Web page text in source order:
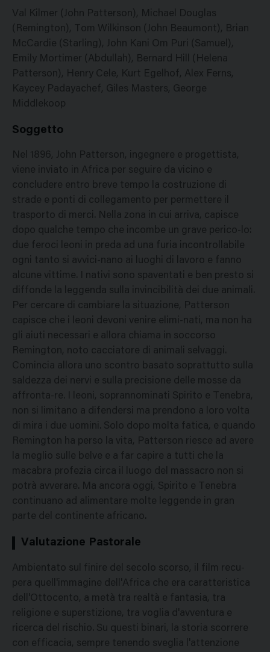
Val Kilmer (John Patterson), Michael Douglas
(Remington), Tom Wilkinson (John Beaumont), Brian
McCardie (Starling), John Kani Om Puri (Samuel),
Emily Mortimer (Abdullah), Bernard Hill (Helena
Patterson), Henry Cele, Kurt Egelhof, Alex Ferns,
Kaycey Padayachef, Giles Masters, George
Middlekoop
Soggetto
Nel 1896, John Patterson, ingegnere e progettista,
viene inviato in Africa per seguire da vicino e
concludere entro breve tempo la costruzione di
strade e ponti di collegamento per permettere il
trasporto di merci. Nella zona in cui arriva, capisce
dopo qualche tempo che incombe un grave perico-lo:
due feroci leoni in preda ad una furia incontrollabile
ogni tanto si avvici-nano ai luoghi di lavoro e fanno
alcune vittime. I nativi sono spaventati e ben presto si
diffonde la leggenda sulla invincibilità dei due animali.
Per cercare di cambiare la situazione, Patterson
capisce che i leoni devoni venire elimi-nati, ma non ha
gli aiuti necessari e allora chiama in soccorso
Remington, noto cacciatore di animali selvaggi.
Comincia allora uno scontro basato soprattutto sulla
saldezza dei nervi e sulla precisione delle mosse da
affronta-re. I leoni, soprannominati Spirito e Tenebra,
non si limitano a difendersi ma prendono a loro volta
di mira i due uomini. Solo dopo molta fatica, e quando
Remington ha perso la vita, Patterson riesce ad avere
la meglio sulle belve e a far capire a tutti che la
macabra profezia circa il luogo del massacro non si
potrà avverare. Ma ancora oggi, Spirito e Tenebra
continuano ad alimentare molte leggende in gran
parte del continente africano.
Valutazione Pastorale
Ambientato sul finire del secolo scorso, il film recu-
pera quell'immagine dell'Africa che era caratteristica
dell'Ottocento, a metà tra realtà e fantasia, tra
religione e superstizione, tra voglia d'avventura e
ricerca del rischio. Su questi binari, la storia scorrere
con efficacia, sempre tenendo sveglia l'attenzione